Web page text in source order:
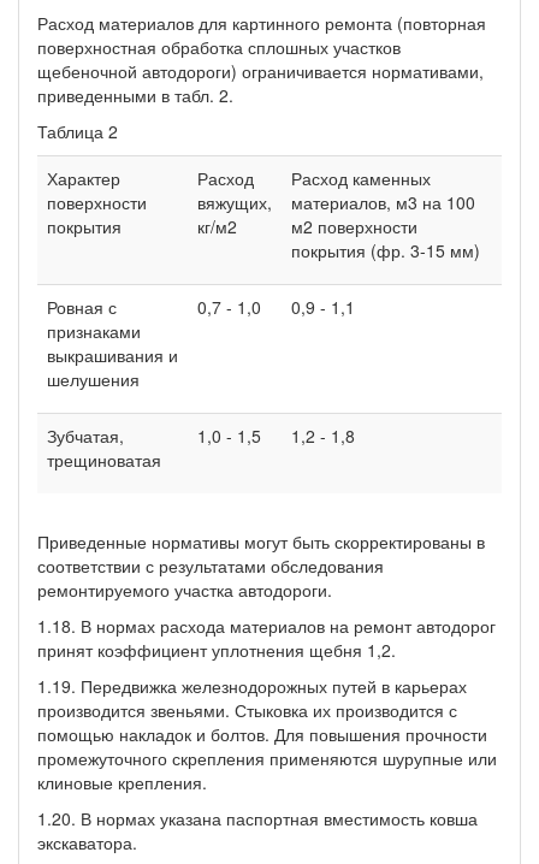
Расход материалов для картинного ремонта (повторная
поверхностная обработка сплошных участков
щебеночной автодороги) ограничивается нормативами,
приведенными в табл. 2.
Таблица 2
Характер
поверхности
покрытия
Расход
вяжущих,
кг/м2
Расход каменных
материалов, м3 на 100
м2 поверхности
покрытия (фр. 3-15 мм)
Ровная с
признаками
выкрашивания и
шелушения
0,7 - 1,0 0,9 - 1,1
Зубчатая,
трещиноватая
1,0 - 1,5 1,2 - 1,8
Приведенные нормативы могут быть скорректированы в
соответствии с результатами обследования
ремонтируемого участка автодороги.
1.18. В нормах расхода материалов на ремонт автодорог
принят коэффициент уплотнения щебня 1,2.
1.19. Передвижка железнодорожных путей в карьерах
производится звеньями. Стыковка их производится с
помощью накладок и болтов. Для повышения прочности
промежуточного скрепления применяются шурупные или
клиновые крепления.
1.20. В нормах указана паспортная вместимость ковша
экскаватора.